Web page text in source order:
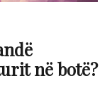
në botë?